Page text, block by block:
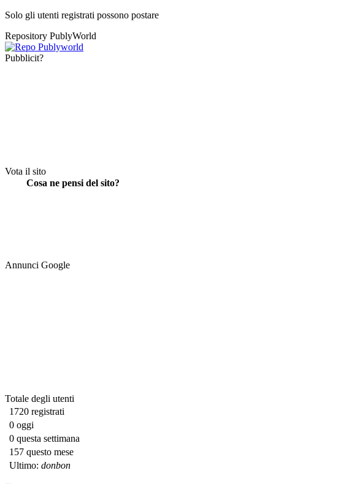
Solo gli utenti registrati possono postare
Repository PublyWorld
Pubblicit?
Vota il sito
Cosa ne pensi del sito?
Annunci Google
Totale degli utenti
1720 registrati
0 oggi
0 questa settimana
157 questo mese
Ultimo: donbon